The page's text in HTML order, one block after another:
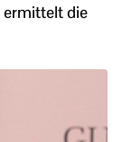
ermittelt die